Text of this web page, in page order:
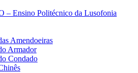
– Ensino Politécnico da Lusofonia
Amendoeiras
Armador
Condado